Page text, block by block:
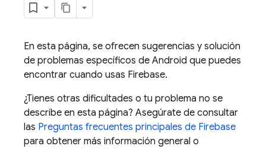
En esta página, se ofrecen sugerencias y solución
de problemas específicos de Android que puedes
encontrar cuando usas Firebase.
¿Tienes otras dificultades o tu problema no se
describe en esta página? Asegúrate de consultar
las Preguntas frecuentes principales de Firebase
para obtener más información general o